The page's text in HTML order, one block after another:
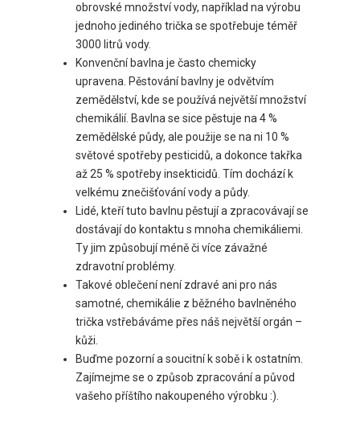
obrovské množství vody, například na výrobu
jednoho jediného trička se spotřebuje téměř
3000 litrů vody.
Konvenční bavlna je často chemicky
upravena. Pěstování bavlny je odvětvím
zemědělství, kde se používá největší množství
chemikálií. Bavlna se sice pěstuje na 4 %
zemědělské půdy, ale použije se na ni 10 %
světové spotřeby pesticidů, a dokonce takřka
až 25 % spotřeby insekticidů. Tím dochází k
velkému znečišťování vody a půdy.
Lidé, kteří tuto bavlnu pěstují a zpracovávají se
dostávají do kontaktu s mnoha chemikáliemi.
Ty jim způsobují méně či více závažné
zdravotní problémy.
Takové oblečení není zdravé ani pro nás
samotné, chemikálie z běžného bavlněného
trička vstřebáváme přes náš největší orgán –
kůži.
Buďme pozorní a soucitní k sobě i k ostatním.
Zajímejme se o způsob zpracování a původ
vašeho příštího nakoupeného výrobku :).